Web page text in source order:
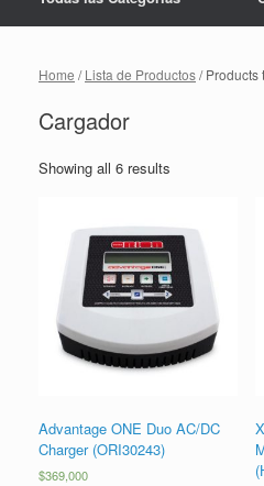
Home /Lista de Productos/ Products
Cargador
Showing all 6 results
Advantage ONE Duo AC/DC
Charger (ORI30243)
$369,000